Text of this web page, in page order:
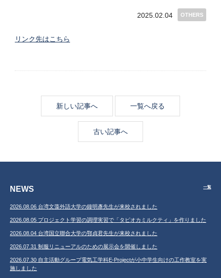
OTHERS
2025.02.04
リンク先はこちら
新しい記事へ 一覧へ戻る
古い記事へ
NEWS 一覧
2026.08.06 台湾文藻外語大学の鐘明彥先生が来校されました
2026.08.05 プロジェクト学習の調理実習で「タピオカミルクティ」を作りました
2026.08.04 台湾国立聯合大学の鄂貞君先生が来校されました
2026.07.31 制服リニューアルのための展示会を開催しました
2026.07.30 自主活動グループ電気工学科E-Projectが小中学生向けの工作教室を実
施しました